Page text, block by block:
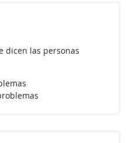
dicen las personas